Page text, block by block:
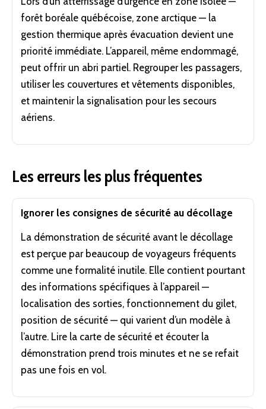
forêt boréale québécoise, zone arctique — la
gestion thermique après évacuation devient une
priorité immédiate. L’appareil, même endommagé,
peut offrir un abri partiel. Regrouper les passagers,
utiliser les couvertures et vêtements disponibles,
et maintenir la signalisation pour les secours
aériens.
Les erreurs les plus fréquentes
Ignorer les consignes de sécurité au décollage
La démonstration de sécurité avant le décollage
est perçue par beaucoup de voyageurs fréquents
comme une formalité inutile. Elle contient pourtant
des informations spécifiques à l’appareil —
localisation des sorties, fonctionnement du gilet,
position de sécurité — qui varient d’un modèle à
l’autre. Lire la carte de sécurité et écouter la
démonstration prend trois minutes et ne se refait
pas une fois en vol.